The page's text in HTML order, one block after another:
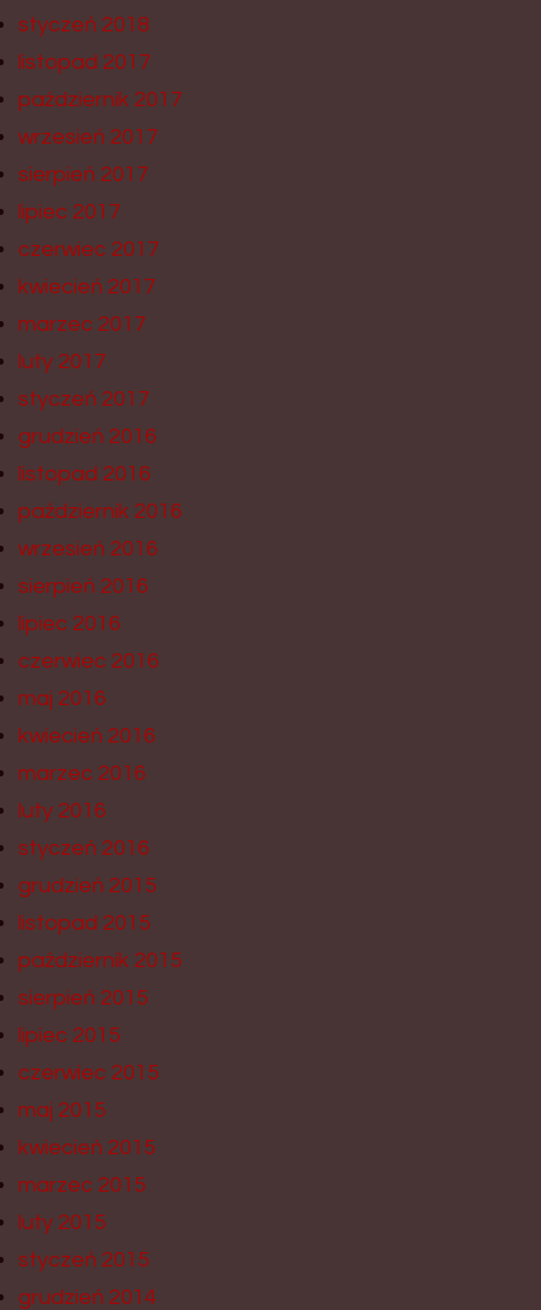
styczeń 2018
listopad 2017
październik 2017
wrzesień 2017
sierpień 2017
lipiec 2017
czerwiec 2017
kwiecień 2017
marzec 2017
luty 2017
styczeń 2017
grudzień 2016
listopad 2016
październik 2016
wrzesień 2016
sierpień 2016
lipiec 2016
czerwiec 2016
maj 2016
kwiecień 2016
marzec 2016
luty 2016
styczeń 2016
grudzień 2015
listopad 2015
październik 2015
sierpień 2015
lipiec 2015
czerwiec 2015
maj 2015
kwiecień 2015
marzec 2015
luty 2015
styczeń 2015
grudzień 2014